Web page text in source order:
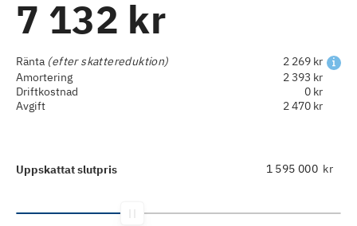
7 132 kr
Ränta (efter skattereduktion)
2 269 kr
Amortering
2 393 kr
Driftkostnad
0 kr
Avgift
2 470 kr
Uppskattat slutpris kr